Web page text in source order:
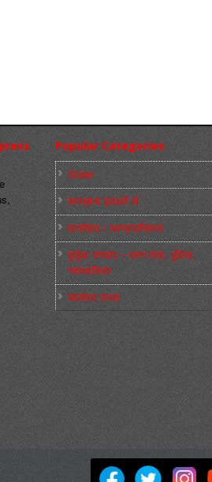
Popular Categories
Slider
कारख़ाना इलाक़ों से
फ़ासीवाद / साम्‍प्रदायिकता
बुर्जुआ जनवाद – दमन तंत्र, पुलिस,
न्‍यायपालिका
संघर्षरत जनता
मज़दूर बिगुल